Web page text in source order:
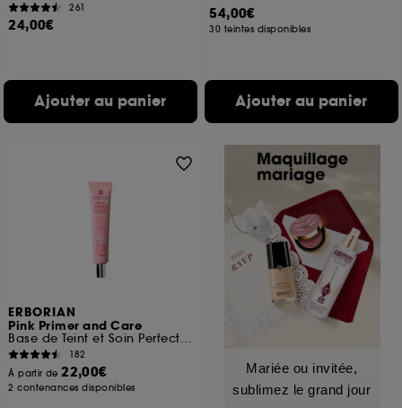
261
24,00€
Ajouter au panier
54,00€
30 teintes disponibles
Ajouter au panier
ERBORIAN
Pink Primer and Care
Base de Teint et Soin Perfecteur
182
À partir de22,00€
2 contenances disponibles
Mariée ou invitée,
sublimez le grand jour